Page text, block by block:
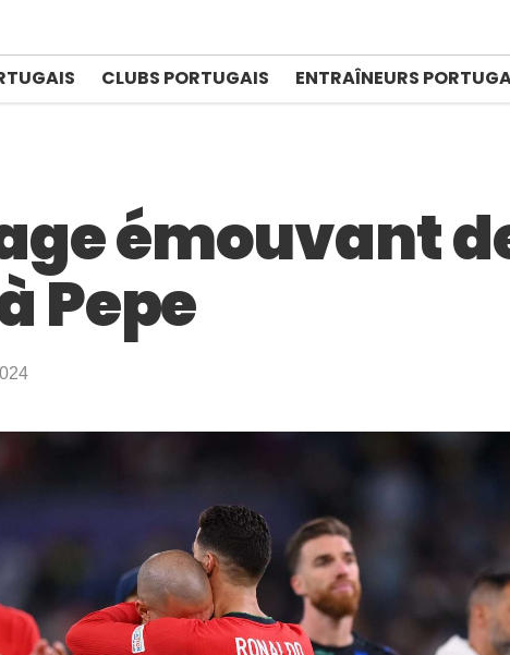
CLUBS PORTUGAIS ENTRAÎNEURS
émouvant
Pepe